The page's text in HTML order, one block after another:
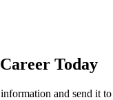
Today
and send it